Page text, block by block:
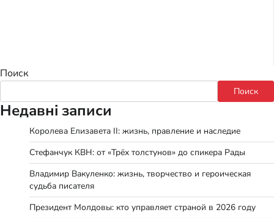
Поиск
Поиск
Недавні записи
Королева Елизавета II: жизнь, правление и наследие
Стефанчук КВН: от «Трёх толстунов» до спикера Рады
Владимир Вакуленко: жизнь, творчество и героическая
судьба писателя
Президент Молдовы: кто управляет страной в 2026 году